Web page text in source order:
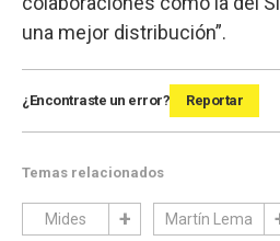
una mejor distribución”.
¿Encontraste un error? Reportar
Temas relacionados
Mides Martín Lema